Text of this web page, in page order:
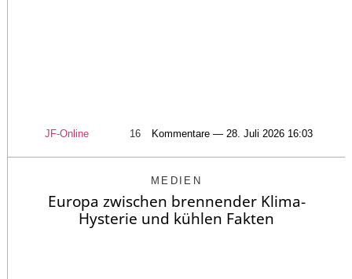
JF-Online 16 Kommentare — 28. Juli 2026 16:03
MEDIEN
Europa zwischen brennender Klima-
Hysterie und kühlen Fakten